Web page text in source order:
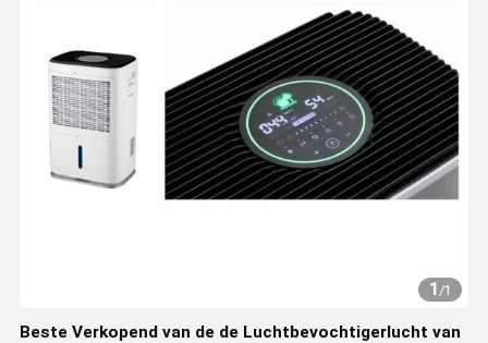
1/1
Beste Verkopend van de de Luchtbevochtigerlucht van